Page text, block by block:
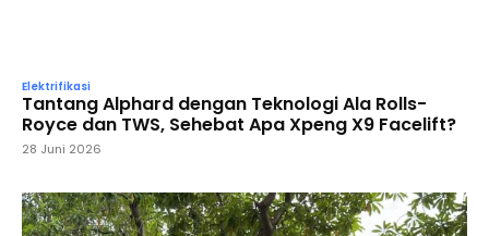
Elektrifikasi
Tantang Alphard dengan Teknologi Ala Rolls-
Royce dan TWS, Sehebat Apa Xpeng X9 Facelift?
28 Juni 2026